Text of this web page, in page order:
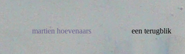
martien hoevenaars een terugblik